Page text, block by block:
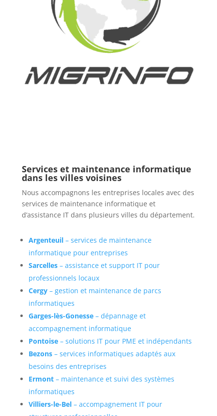
Services et maintenance informatique
dans les villes voisines
Nous accompagnons les entreprises locales avec des
services de maintenance informatique et
d’assistance IT dans plusieurs villes du département.
Argenteuil– services de maintenance
informatique pour entreprises
Sarcelles– assistance et support IT pour
professionnels locaux
Cergy– gestion et maintenance de parcs
informatiques
Garges-lès-Gonesse– dépannage et
accompagnement informatique
Pontoise– solutions IT pour PME et indépendants
Bezons– services informatiques adaptés aux
besoins des entreprises
Ermont– maintenance et suivi des systèmes
informatiques
Villiers-le-Bel– accompagnement IT pour